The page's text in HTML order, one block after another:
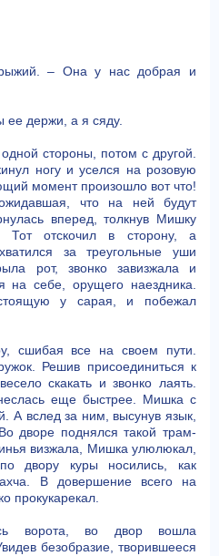
– Она у нас добрая и
держи, а я сяду.
стороны, потом с другой.
ногу и уселся на розовую
момент произошло вот что!
что на ней будут
вперед, толкнув Мишку
Тот отскочил в сторону, а
за треугольные уши
рот, звонко завизжала и
на себе, орущего наездника.
у сарая, и побежал
сшибая все на своем пути.
Решив присоединиться к
скакать и звонко лаять.
еще быстрее. Мишка с
А вслед за ним, высунув язык,
дворе поднялся такой трам-
визжала, Мишка улюлюкал,
двору куры носились, как
В довершение всего на
прокукарекал.
ворота, во двор вошла
безобразие, творившееся